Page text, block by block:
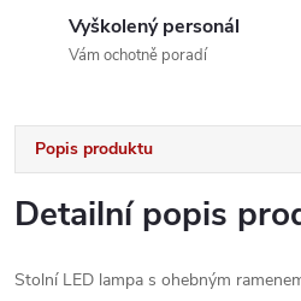
Vyškolený personál
Vám ochotně poradí
Popis produktu
Detailní popis
Stolní LED lampa s ohebným